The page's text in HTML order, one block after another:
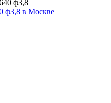
ф3,8 в Москве